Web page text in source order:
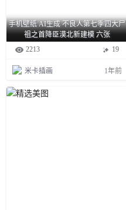
手机壁纸 AI生成 不良人第七季四大尸
祖之首降臣漠北新建模 六张
2213
19
米卡插画 1年前